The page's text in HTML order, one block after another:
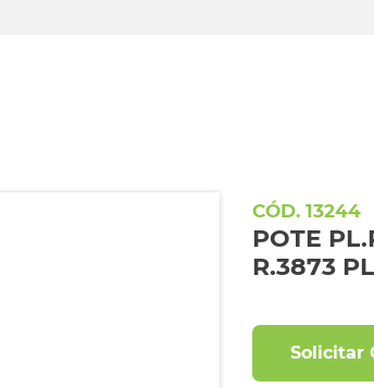
13244
POTE
R.3873
Solicitar